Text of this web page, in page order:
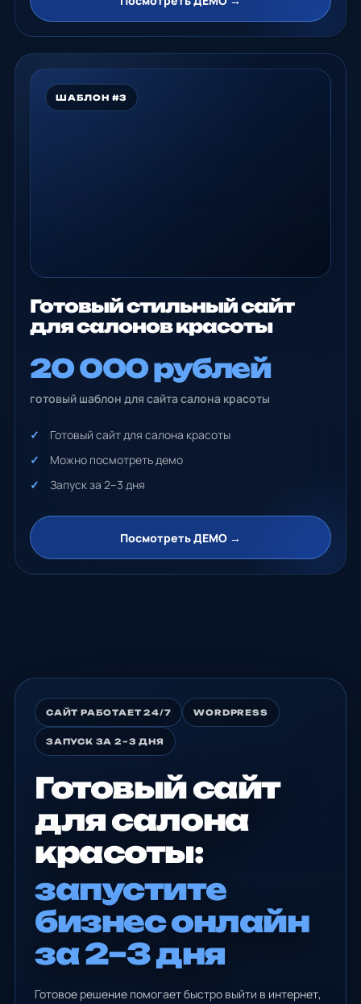
ШАБЛОН #3
Готовый стильный сайт
для салонов красоты
20 000 рублей
готовый шаблон для сайта салона красоты
Готовый сайт для салона красоты
Можно посмотреть демо
Запуск за 2–3 дня
Посмотреть ДЕМО →
САЙТ РАБОТАЕТ 24/7 WORDPRESS
ЗАПУСК ЗА 2–3 ДНЯ
Готовый сайт
для салона
красоты:
запустите
бизнес онлайн
за 2–3 дня
Готовое решение помогает быстро выйти в интернет,